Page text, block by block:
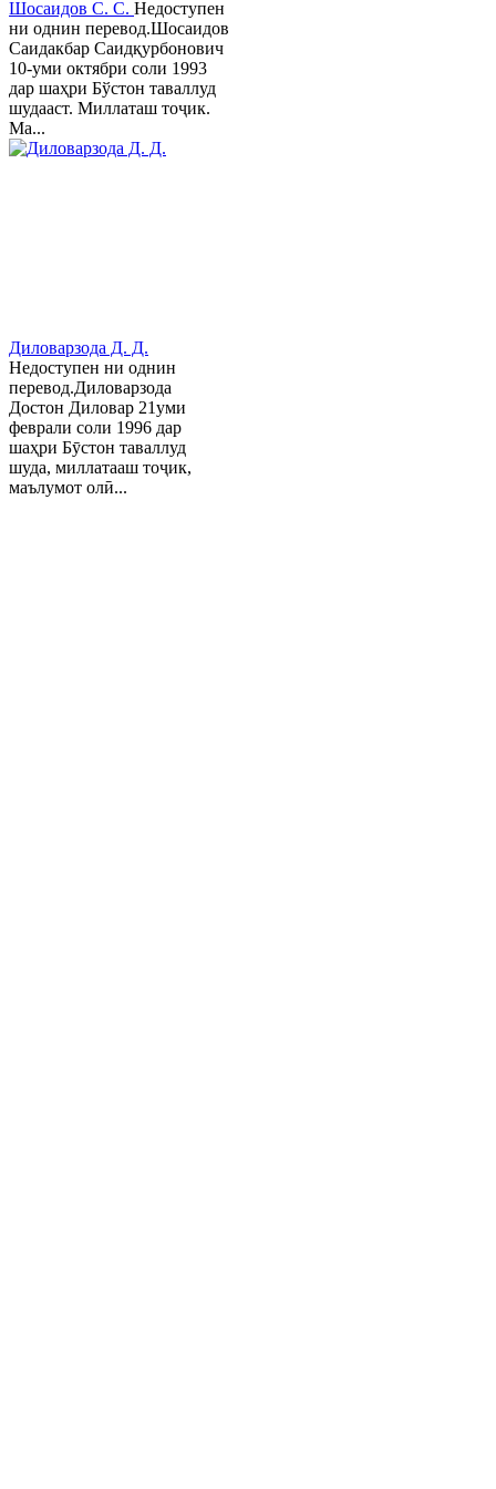
Шосаидов С. С. Недоступен
ни однин перевод.Шосаидов
Саидакбар Саидқурбонович
10-уми октябри соли 1993
дар шаҳри Бўстон таваллуд
шудааст. Миллаташ тоҷик.
Ма...
Диловарзода Д. Д.
Недоступен ни однин
перевод.Диловарзода
Достон Диловар 21уми
феврали соли 1996 дар
шаҳри Бӯстон таваллуд
шуда, миллатааш тоҷик,
маълумот олӣ...